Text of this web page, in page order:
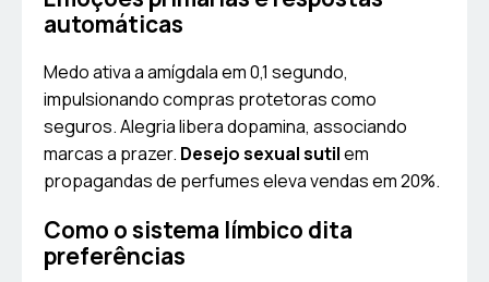
automáticas
Medo ativa a amígdala em 0,1 segundo,
impulsionando compras protetoras como
seguros. Alegria libera dopamina, associando
marcas a prazer. Desejo sexual sutilem
propagandas de perfumes eleva vendas em 20%.
Como o sistema límbico dita
preferências